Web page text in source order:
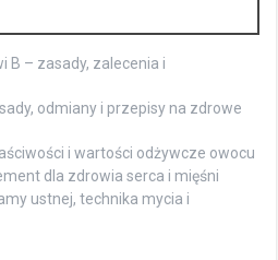
B – zasady, zalecenia i
odmiany i przepisy na zdrowe
i wartości odżywcze owocu
dla zdrowia serca i mięśni
ustnej, technika mycia i